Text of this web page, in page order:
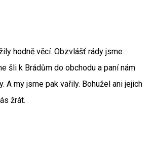
hodně věcí. Obzvlášť rády jsme
šli k Brádům do obchodu a paní nám
A my jsme pak vařily. Bohužel ani jejich
žrát.